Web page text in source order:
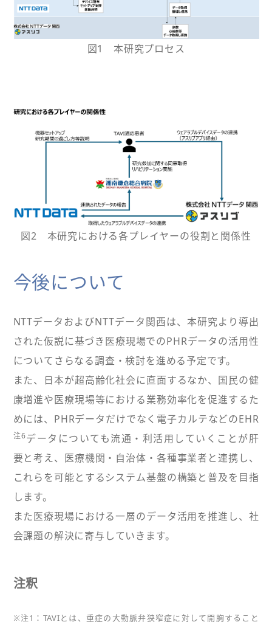
図1 本研究プロセス
図2 本研究における各プレイヤーの役割と関係性
今後について
NTTデータおよびNTTデータ関西は、本研究より導出
された仮説に基づき医療現場でのPHRデータの活用性
についてさらなる調査・検討を進める予定です。
また、日本が超高齢化社会に直面するなか、国民の健
康増進や医療現場等における業務効率化を促進するた
めには、PHRデータだけでなく電子カルテなどのEHR
注6データについても流通・利活用していくことが肝
要と考え、医療機関・自治体・各種事業者と連携し、
これらを可能とするシステム基盤の構築と普及を目指
します。
また医療現場における一層のデータ活用を推進し、社
会課題の解決に寄与していきます。
注釈
※注1：TAVIとは、重症の大動脈弁狭窄症に対して開胸すること